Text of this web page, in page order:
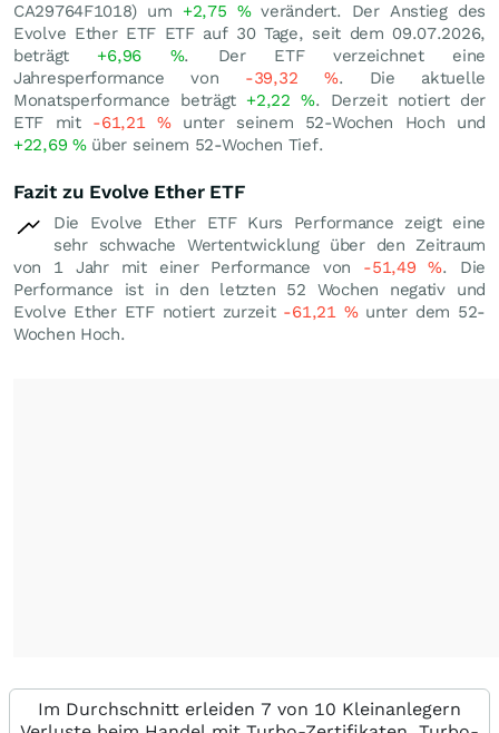
CA29764F1018) um +2,75 %verändert. Der Anstieg des
Evolve Ether ETF ETF auf 30 Tage, seit dem 09.07.2026,
beträgt +6,96 %. Der ETF verzeichnet eine
Jahresperformance von -39,32 %. Die aktuelle
Monatsperformance beträgt +2,22 %. Derzeit notiert der
ETF mit -61,21 %unter seinem 52-Wochen Hoch und
+22,69 %über seinem 52-Wochen Tief.
Fazit zu Evolve Ether ETF
Die Evolve Ether ETF Kurs Performance zeigt eine
sehr schwache Wertentwicklung über den Zeitraum
von 1 Jahr mit einer Performance von -51,49%. Die
Performance ist in den letzten 52 Wochen negativ und
Evolve Ether ETF notiert zurzeit -61,21 %unter dem 52-
Wochen Hoch.
Im Durchschnitt erleiden 7 von 10 Kleinanlegern